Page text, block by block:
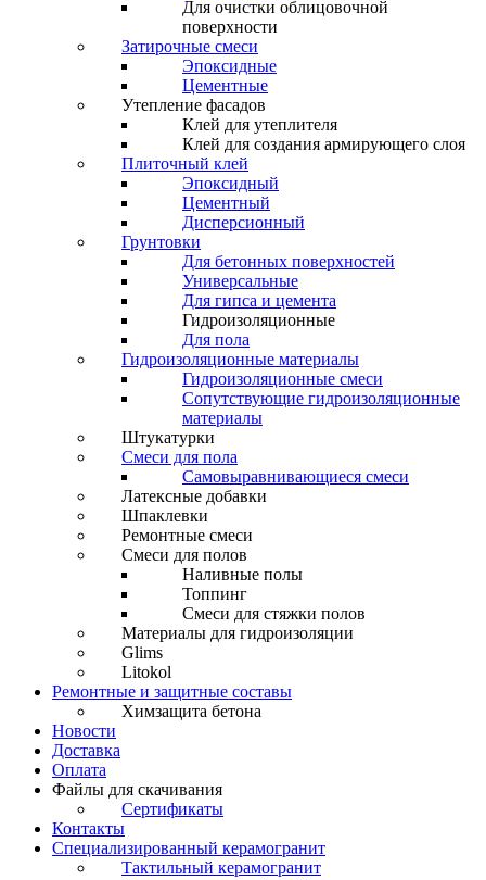
Для очистки облицовочной
поверхности
Затирочные смеси
Эпоксидные
Цементные
Утепление фасадов
Клей для утеплителя
Клей для создания армирующего слоя
Плиточный клей
Эпоксидный
Цементный
Дисперсионный
Грунтовки
Для бетонных поверхностей
Универсальные
Для гипса и цемента
Гидроизоляционные
Для пола
Гидроизоляционные материалы
Гидроизоляционные смеси
Сопутствующие гидроизоляционные
материалы
Штукатурки
Смеси для пола
Самовыравнивающиеся смеси
Латексные добавки
Шпаклевки
Ремонтные смеси
Смеси для полов
Наливные полы
Топпинг
Смеси для стяжки полов
Материалы для гидроизоляции
Glims
Litokol
Ремонтные и защитные составы
Химзащита бетона
Новости
Доставка
Оплата
Файлы для скачивания
Сертификаты
Контакты
Специализированный керамогранит
Тактильный керамогранит